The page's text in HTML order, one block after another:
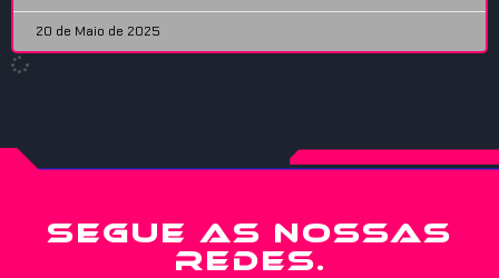
20 de Maio de 2025
SEGUE AS NOSSAS
REDES.